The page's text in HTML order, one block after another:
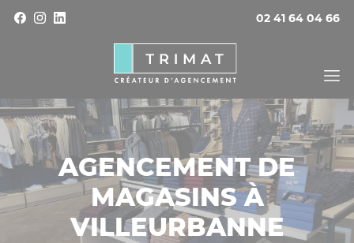
02 41 64 04 66
AGENCEMENT DE
MAGASINS À
VILLEURBANNE